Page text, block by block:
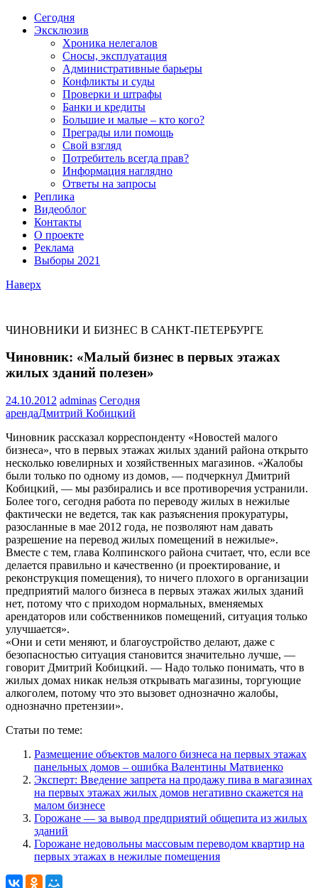
Сегодня
Эксклюзив
Хроника нелегалов
Сносы, эксплуатация
Административные барьеры
Конфликты и суды
Проверки и штрафы
Банки и кредиты
Большие и малые – кто кого?
Преграды или помощь
Свой взгляд
Потребитель всегда прав?
Информация наглядно
Ответы на запросы
Реплика
Видеоблог
Контакты
О проекте
Реклама
Выборы 2021
Наверх
ЧИНОВНИКИ И БИЗНЕС В САНКТ-ПЕТЕРБУРГЕ
Чиновник: «Малый бизнес в первых этажах
жилых зданий полезен»
24.10.2012 adminas Сегодня
арендаДмитрий Кобицкий
Чиновник рассказал корреспонденту «Новостей малого
бизнеса», что в первых этажах жилых зданий района открыто
несколько ювелирных и хозяйственных магазинов. «Жалобы
были только по одному из домов, — подчеркнул Дмитрий
Кобицкий, — мы разбирались и все противоречия устранили.
Более того, сегодня работа по переводу жилых в нежилые
фактически не ведется, так как разъяснения прокуратуры,
разосланные в мае 2012 года, не позволяют нам давать
разрешение на перевод жилых помещений в нежилые».
Вместе с тем, глава Колпинского района считает, что, если все
делается правильно и качественно (и проектирование, и
реконструкция помещения), то ничего плохого в организации
предприятий малого бизнеса в первых этажах жилых зданий
нет, потому что с приходом нормальных, вменяемых
арендаторов или собственников помещений, ситуация только
улучшается».
«Они и сети меняют, и благоустройство делают, даже с
безопасностью ситуация становится значительно лучше, —
говорит Дмитрий Кобицкий. — Надо только понимать, что в
жилых домах никак нельзя открывать магазины, торгующие
алкоголем, потому что это вызовет однозначно жалобы,
однозначно претензии».
Статьи по теме:
Размещение объектов малого бизнеса на первых этажах
панельных домов – ошибка Валентины Матвиенко
Эксперт: Введение запрета на продажу пива в магазинах
на первых этажах жилых домов негативно скажется на
малом бизнесе
Горожане — за вывод предприятий общепита из жилых
зданий
Горожане недовольны массовым переводом квартир на
первых этажах в нежилые помещения